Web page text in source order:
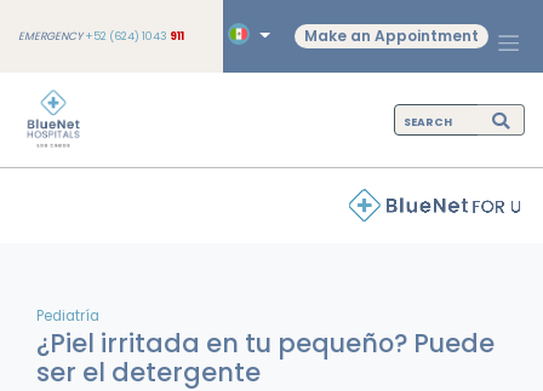
EMERGENCY+52 (624) 1043 911 Make an Appointment
Pediatría
¿Piel irritada en tu pequeño? Puede
ser el detergente